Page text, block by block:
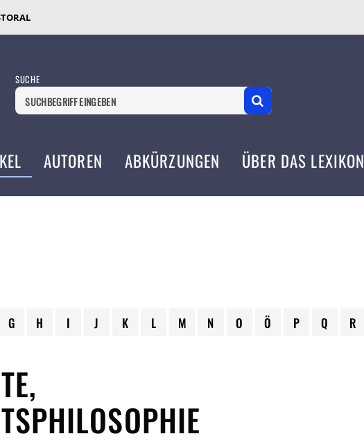
SUCHE
AUTOREN ABKÜRZUNGEN ÜBER DAS LEXIKON
G H I J K L M N O Ö P Q R